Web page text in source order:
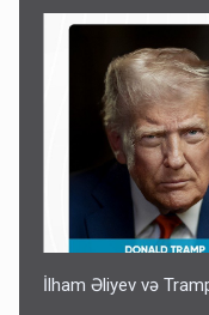
İlham Əliyev və